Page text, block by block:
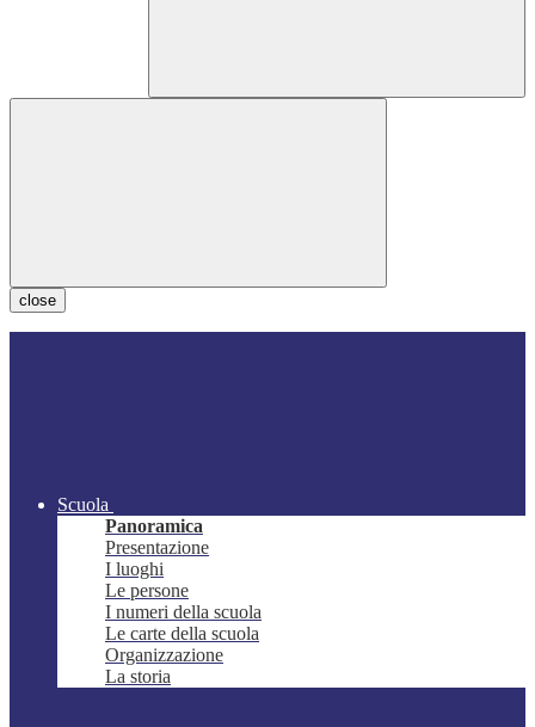
close
Scuola
Panoramica
Presentazione
I luoghi
Le persone
I numeri della scuola
Le carte della scuola
Organizzazione
La storia